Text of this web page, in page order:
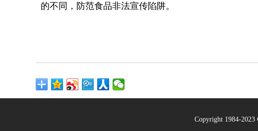
的不同，防范食品非法宣传陷阱。
Copyright 1984-